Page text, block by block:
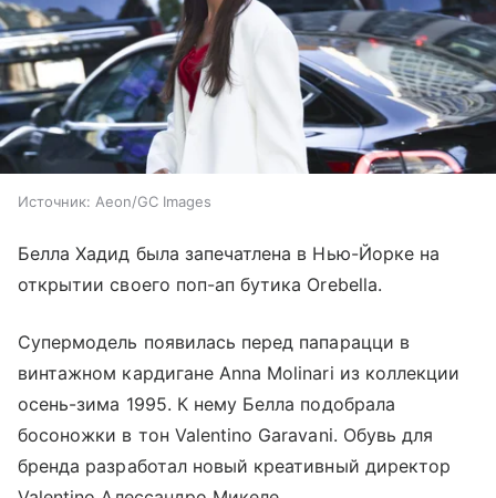
Источник: Aeon/GC Images
Белла Хадид была запечатлена в Нью-Йорке на
открытии своего поп-ап бутика Orebella.
Супермодель появилась перед папарацци в
винтажном кардигане Anna Molinari из коллекции
осень-зима 1995. К нему Белла подобрала
босоножки в тон Valentino Garavani. Обувь для
бренда разработал новый креативный директор